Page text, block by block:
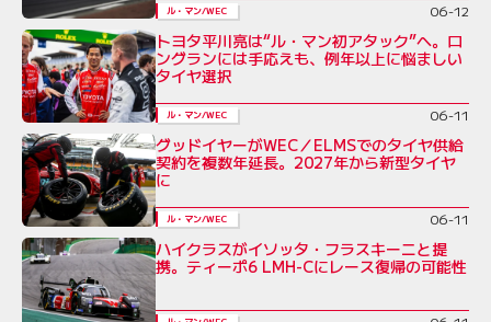
ル・マン/WEC 06-12
トヨタ平川亮は“ル・マン初アタック”へ。ロ
ングランには手応えも、例年以上に悩ましい
タイヤ選択
ル・マン/WEC 06-11
グッドイヤーがWEC／ELMSでのタイヤ供給
契約を複数年延長。2027年から新型タイヤ
に
ル・マン/WEC 06-11
ハイクラスがイソッタ・フラスキーニと提
携。ティーポ6 LMH-Cにレース復帰の可能性